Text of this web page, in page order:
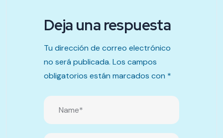
Deja una respuesta
Tu dirección de correo electrónico
no será publicada. Los campos
obligatorios están marcados con *